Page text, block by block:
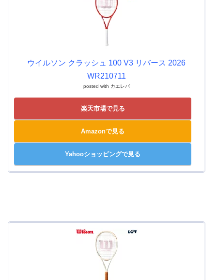
ウイルソン クラッシュ 100 V3 リバース 2026
WR210711
posted with カエレバ
楽天市場で見る
Amazonで見る
Yahooショッピングで見る